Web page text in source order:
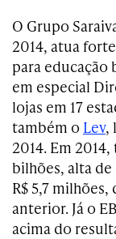
O Grupo
2014, atua
para educação
em especial
lojas em 17
também o Lev,
2014. Em
bilhões, alta
R$ 5,7
anterior. Já o
acima do